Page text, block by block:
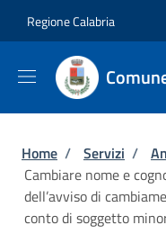
Regione Calabria
Briciole di
Home / Servizi /
Cambiare nome e
dell’avviso di
conto di soggetto